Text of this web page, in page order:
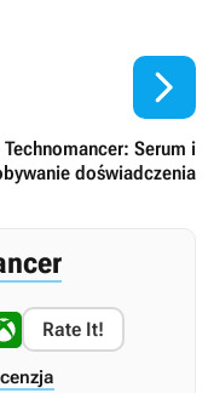
Technomancer: Serum i
doświadczenia

Rate It!